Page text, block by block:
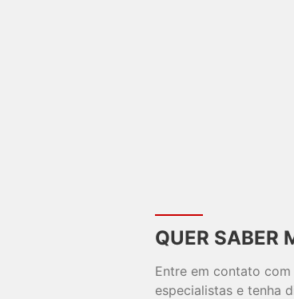
QUER SABER
Entre em contato
especialistas e tenha